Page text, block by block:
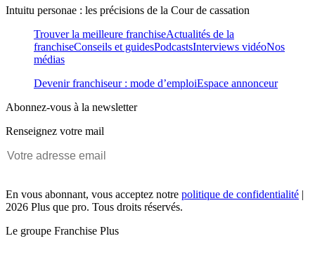
Intuitu personae : les précisions de la Cour de cassation
Trouver la meilleure franchiseActualités de la
franchiseConseils et guidesPodcastsInterviews vidéoNos
médias
Devenir franchiseur : mode d’emploiEspace annonceur
Abonnez-vous à la newsletter
Renseignez votre mail
En vous abonnant, vous acceptez notre politique de confidentialité |
2026 Plus que pro. Tous droits réservés.
Le groupe Franchise Plus